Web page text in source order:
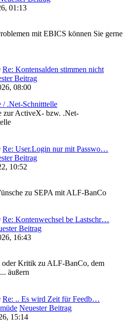
01:13
mit EBICS können Sie gerne
Re: Kontensalden stimmen nicht
Beitrag
08:00
.Net-Schnitttelle
zur ActiveX- bzw. .Net-
Re: User.Login nur mit Passwo…
Beitrag
10:52
zu SEPA mit ALF-BanCo
Re: Kontenwechsel be Lastschr…
Beitrag
16:43
Kritik zu ALF-BanCo, dem
äußern
Re: .. Es wird Zeit für Feedb…
Neuester Beitrag
15:14